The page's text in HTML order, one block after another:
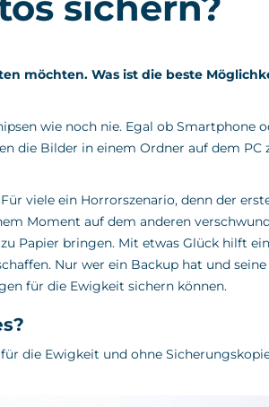
möchten. Was ist die beste
wie noch nie. Egal ob Smartphone
die Bilder in einem Ordner auf dem PC
viele ein Horrorszenario, denn der
Moment auf dem anderen
Papier bringen. Mit etwas Glück hilft
Nur wer ein Backup hat und
für die Ewigkeit sichern können.
die Ewigkeit und ohne